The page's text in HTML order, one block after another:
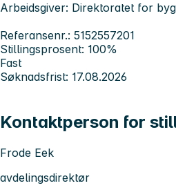
Arbeidsgiver: Direktoratet for
Referansenr.: 5152557201
Stillingsprosent: 100%
Fast
Søknadsfrist: 17.08.2026
Kontaktperson for
Frode Eek
avdelingsdirektør